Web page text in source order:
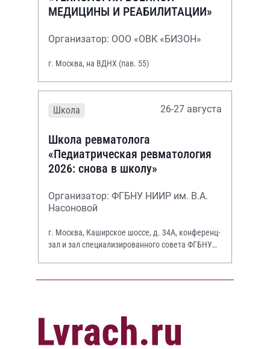
МЕДИЦИНЫ И РЕАБИЛИТАЦИИ»
Организатор: ООО «ОВК «БИЗОН»
г. Москва, на ВДНХ (пав. 55)
Школа 26-27 августа
Школа ревматолога
«Педиатрическая ревматология
2026: снова в школу»
Организатор: ФГБНУ НИИР им. В.А.
Насоновой
г. Москва, Каширское шоссе, д. 34А, конференц-
зал и зал специализированного совета ФГБНУ